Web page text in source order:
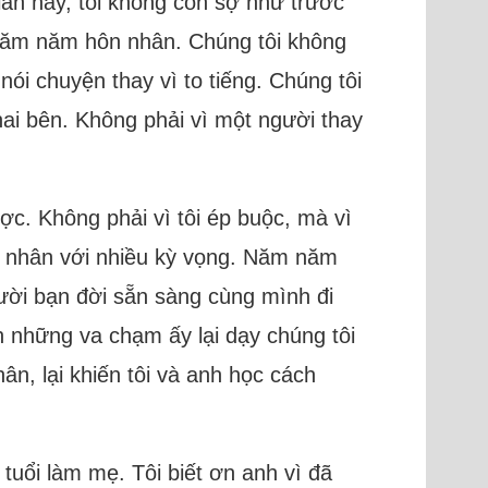
năm hôn nhân. Chúng tôi không
chuyện thay vì to tiếng. Chúng tôi
bên. Không phải vì một người thay
Không phải vì tôi ép buộc, mà vì
với nhiều kỳ vọng. Năm năm
bạn đời sẵn sàng cùng mình đi
va chạm ấy lại dạy chúng tôi
lại khiến tôi và anh học cách
làm mẹ. Tôi biết ơn anh vì đã